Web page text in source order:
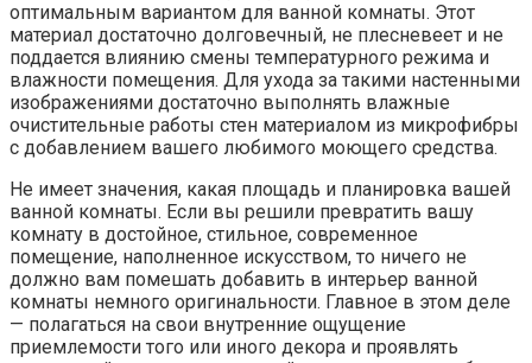
Дизайн ванной
Всё для бани: Как создать идеальную атмосферу для
отдыха и оздоровления
Баня в России — это не просто место для очищения тела.
Это традиция, искусство